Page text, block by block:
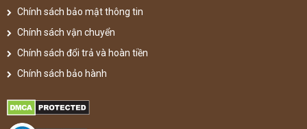
Chính sách bảo mật thông tin
Chính sách vận chuyển
Chính sách đổi trả và hoàn tiền
Chính sách bảo hành